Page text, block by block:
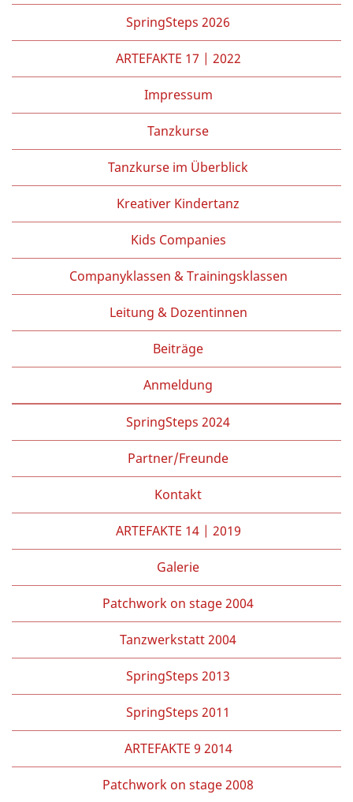
Partner/Freunde
Kontakt
SpringSteps 2026
ARTEFAKTE 17 | 2022
Impressum
Tanzkurse
Tanzkurse im Überblick
Kreativer Kindertanz
Kids Companies
Companyklassen & Trainingsklassen
Leitung & Dozentinnen
Beiträge
Anmeldung
SpringSteps 2024
Partner/Freunde
Kontakt
ARTEFAKTE 14 | 2019
Galerie
Patchwork on stage 2004
Tanzwerkstatt 2004
SpringSteps 2013
SpringSteps 2011
ARTEFAKTE 9 2014
Patchwork on stage 2008